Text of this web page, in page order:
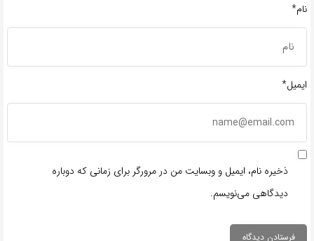
نام*
ایمیل*
ذخیره نام، ایمیل و وبسایت من در مرورگر برای زمانی که دوباره
دیدگاهی می‌نویسم.